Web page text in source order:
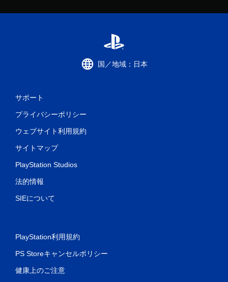
国／地域：日本
サポート
プライバシーポリシー
ウェブサイト利用規約
サイトマップ
PlayStation Studios
法的情報
SIEについて
PlayStation利用規約
PS Storeキャンセルポリシー
健康上のご注意